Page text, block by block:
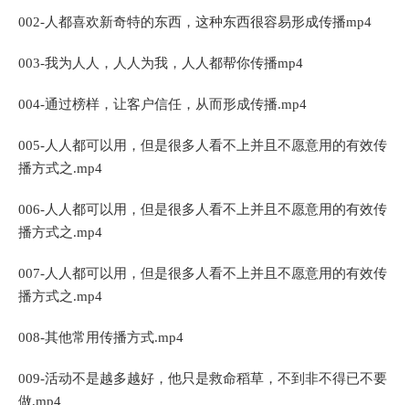
002-人都喜欢新奇特的东西，这种东西很容易形成传播mp4
003-我为人人，人人为我，人人都帮你传播mp4
004-通过榜样，让客户信任，从而形成传播.mp4
005-人人都可以用，但是很多人看不上并且不愿意用的有效传
播方式之.mp4
006-人人都可以用，但是很多人看不上并且不愿意用的有效传
播方式之.mp4
007-人人都可以用，但是很多人看不上并且不愿意用的有效传
播方式之.mp4
008-其他常用传播方式.mp4
009-活动不是越多越好，他只是救命稻草，不到非不得已不要
做,mp4